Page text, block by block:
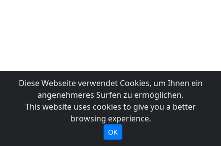
Diese Webseite verwendet Cookies, um Ihnen ein
angenehmeres Surfen zu ermöglichen.
This website uses cookies to give you a better
browsing experience.
OK